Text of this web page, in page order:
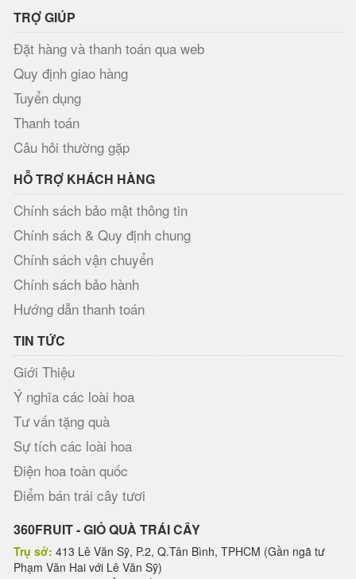
TRỢ GIÚP
Đặt hàng và thanh toán qua web
Quy định giao hàng
Tuyển dụng
Thanh toán
Câu hỏi thường gặp
HỖ TRỢ KHÁCH HÀNG
Chính sách bảo mật thông tin
Chính sách & Quy định chung
Chính sách vận chuyển
Chính sách bảo hành
Hướng dẫn thanh toán
TIN TỨC
Giới Thiệu
Ý nghĩa các loài hoa
Tư vấn tặng quà
Sự tích các loài hoa
Điện hoa toàn quốc
Điểm bán trái cây tươi
360FRUIT - GIỎ QUÀ TRÁI CÂY
Trụ sở: 413 Lê Văn Sỹ, P.2, Q.Tân Bình, TPHCM (Gần ngã tư
Phạm Văn Hai với Lê Văn Sỹ)